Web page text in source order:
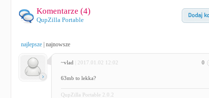
Komentarze (4)
QupZilla Portable
najlepsze| najnowsze
~vlad | 2017.01.02 12:02 0
63mb to lekka?
QupZilla Portable 2.0.2